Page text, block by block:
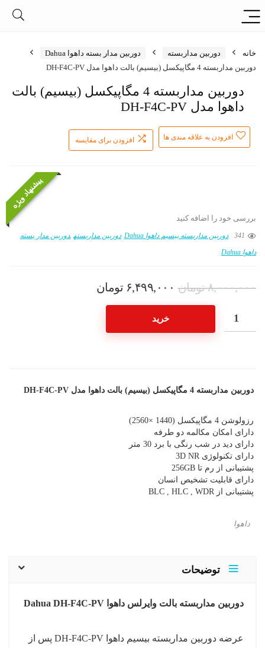
خانه دوربین مداربسته
دوربین مدار بسته داهوا Dahua
دوربین مداربسته 4 مگاپیکسل (بیسیم) بالت داهوا مدل DH-F4C-PV
دوربین مداربسته 4 مگاپیکسل (بیسیم) بالت
داهوا مدل DH-F4C-PV
افزودن به علاقه مندی ها افزودن برای مقایسه
پیشنهاد ویژه
بررسی خود را اضافه کنید
341 دوربین مداربسته بیسیم داهوا Dahua دوربین مداربسته دوربین مدار بسته
داهوا Dahua
۸,۰۰۰,۰۰۰ تومان ۶,۴۹۹,۰۰۰ تومان
خرید
دوربین مداربسته 4 مگاپیکسل (بیسیم) بالت داهوا مدل DH-F4C-PV
رزولوشن 4 مگاپیکسل (1440 ×2560)
دارای امکان مکالمه دو طرفه
دارای دید در شب رنگی با برد 30 متر
دارای تکنولوژی 3D NR
پشتیبانی از رم تا 256GB
دارای قابلیت تشخیص انسان
پشتیبانی از BLC , HLC , WDR
داهوا
توضیحات
دوربین مداربسته بالت وایرلس داهوا Dahua DH-F4C-PV
عرضه دوربین مداربسته بیسیم داهوا DH-F4C-PV پس از